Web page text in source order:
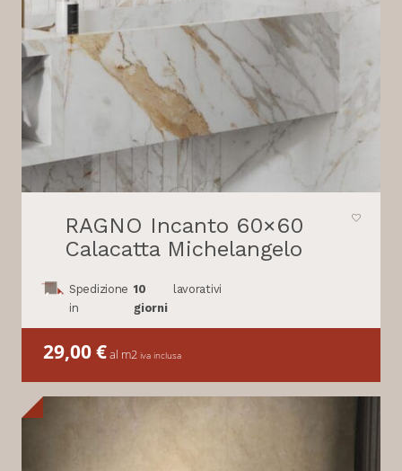
RAGNO Incanto 60×60
Calacatta Michelangelo
Spedizione
in
10
giorni
lavorativi
29,00€al m2 iva inclusa